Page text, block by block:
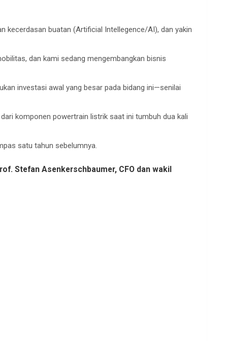
kecerdasan buatan (Artificial Intellegence/AI), dan yakin
dan kami sedang mengembangkan bisnis
investasi awal yang besar pada bidang ini—senilai
komponen powertrain listrik saat ini tumbuh dua kali
satu tahun sebelumnya.
Stefan Asenkerschbaumer, CFO dan wakil